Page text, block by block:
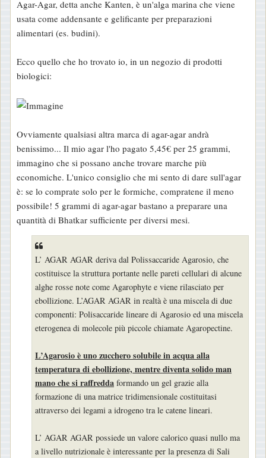
a
g
g
o
Agar-Agar, detta anche Kanten, è un'alga marina che viene
usata come addensante e gelificante per preparazioni
alimentari (es. budini).
Ecco quello che ho trovato io, in un negozio di prodotti
biologici:
Ovviamente qualsiasi altra marca di agar-agar andrà
benissimo... Il mio agar l'ho pagato 5,45€ per 25 grammi,
immagino che si possano anche trovare marche più
economiche. L'unico consiglio che mi sento di dare sull'agar
è: se lo comprate solo per le formiche, compratene il meno
possibile! 5 grammi di agar-agar bastano a preparare una
quantità di Bhatkar sufficiente per diversi mesi.
L’ AGAR AGAR deriva dal Polissaccaride Agarosio, che
costituisce la struttura portante nelle pareti cellulari di alcune
alghe rosse note come Agarophyte e viene rilasciato per
ebollizione. L’AGAR AGAR in realtà è una miscela di due
componenti: Polisaccaride lineare di Agarosio ed una miscela
eterogenea di molecole più piccole chiamate Agaropectine.
L’Agarosio è uno zucchero solubile in acqua alla
temperatura di ebollizione, mentre diventa solido man
mano che si raffredda formando un gel grazie alla
formazione di una matrice tridimensionale costituitasi
attraverso dei legami a idrogeno tra le catene lineari.
L’ AGAR AGAR possiede un valore calorico quasi nullo ma
a livello nutrizionale è interessante per la presenza di Sali